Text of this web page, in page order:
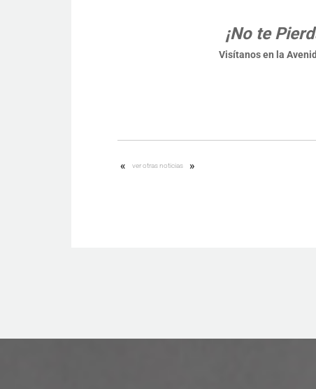
¡No te
Visítanos en la
« ver otras noticias »